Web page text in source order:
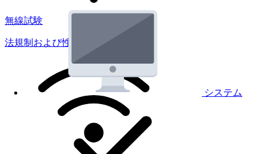
システム
無線試験
法規制および性能試験